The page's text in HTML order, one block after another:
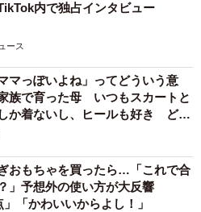
内で独占インタビュー
ース
マっぽいよね」ってどういう意
族で育った母 いつもスカートと
か着ないし、ヒールも好き どの
おもちゃを買ったら…「これで合
」予想外の使い方が大反響
」「かわいいからよし！」